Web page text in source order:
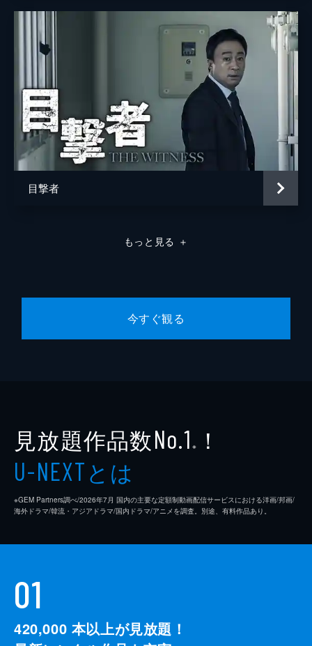
目撃者
もっと見る ＋
今すぐ観る
見放題作品数No.1 ※ ！
U-NEXTとは
※GEM Partners調べ/2026年7⽉ 国内の主要な定額制動画配信サービスにおける洋画/邦画/
海外ドラマ/韓流・アジアドラマ/国内ドラマ/アニメを調査。別途、有料作品あり。
01
420,000 本以上が見放題！